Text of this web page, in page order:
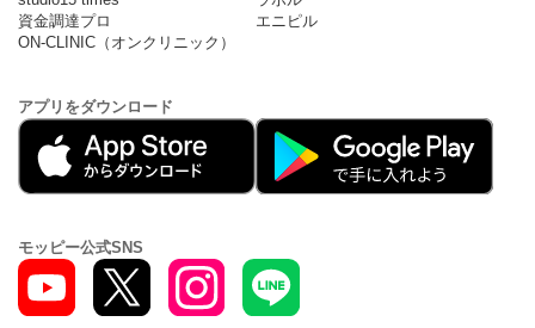
資金調達プロ
エニピル
ON-CLINIC（オンクリニック）
アプリをダウンロード
モッピー公式SNS